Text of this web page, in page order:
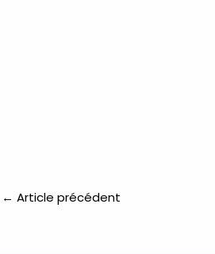
← Article précédent